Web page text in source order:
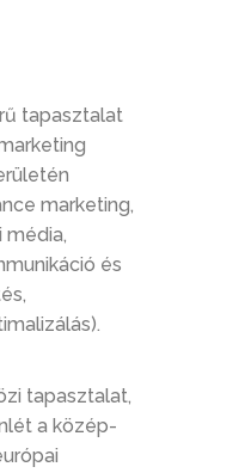
tapasztalat
marketing,
média,
és
tapasztalat,
a közép-